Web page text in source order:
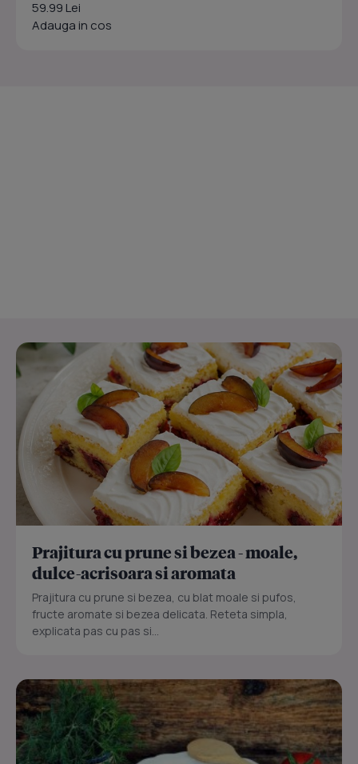
59.99 Lei
Adauga in cos
Prajitura cu prune si bezea - moale,
dulce-acrisoara si aromata
Prajitura cu prune si bezea, cu blat moale si pufos,
fructe aromate si bezea delicata. Reteta simpla,
explicata pas cu pas si...